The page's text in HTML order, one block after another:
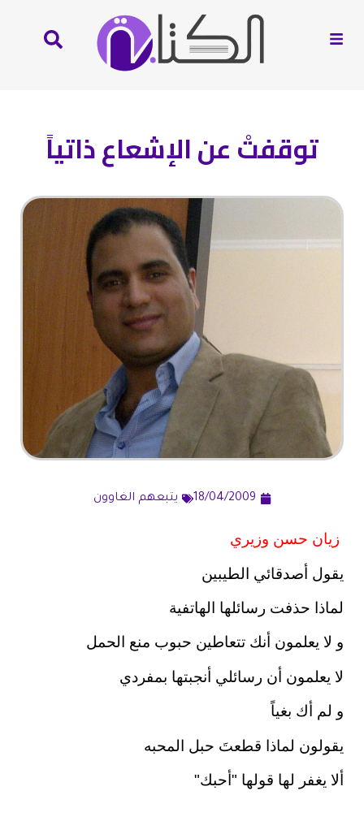
توقفتْ عن الإشعاع ذاتياً
18/04/2009 يتبعهم الغاوون
زيان حسن وزيري
يقول أصدقائي الطيبين
لماذا حذفت رسائلها الهاتفية
و لا يعلمون أنك تتعاطين حبوب منع الحمل
لا يعلمون أن رسائلي أنجبتها بمفردي
و لم أك بغياً
يقولون لماذا قطعتَ حبل المحبه
ألا يغفر لها قولها "أحبك"